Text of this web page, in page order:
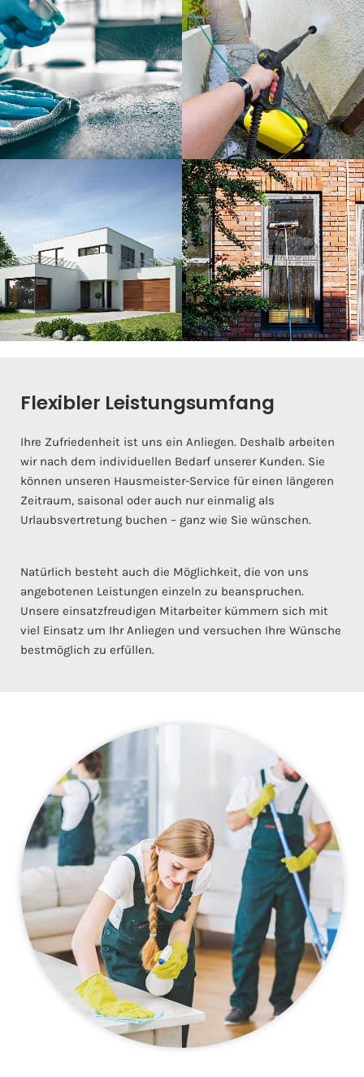
Flexibler Leistungsumfang
Ihre Zufriedenheit ist uns ein Anliegen. Deshalb arbeiten
wir nach dem individuellen Bedarf unserer Kunden. Sie
können unseren Hausmeister-Service für einen längeren
Zeitraum, saisonal oder auch nur einmalig als
Urlaubsvertretung buchen – ganz wie Sie wünschen.
Natürlich besteht auch die Möglichkeit, die von uns
angebotenen Leistungen einzeln zu beanspruchen.
Unsere einsatzfreudigen Mitarbeiter kümmern sich mit
viel Einsatz um Ihr Anliegen und versuchen Ihre Wünsche
bestmöglich zu erfüllen.